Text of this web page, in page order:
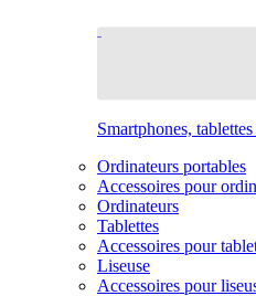
Smartphones,
Ordinateurs portables
Accessoires pour
Ordinateurs
Tablettes
Accessoires pour
Liseuse
Accessoires pour